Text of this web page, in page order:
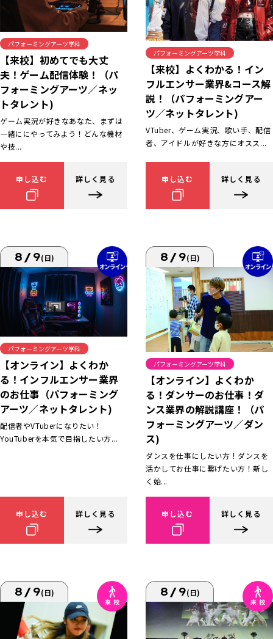
パフォーミングアーツ学科
【来校】初めてでも大丈
夫！ゲーム配信体験！（パ
フォーミングアーツ／ネッ
トタレント)
ゲーム実況が好きなあなた、まずは
一緒ににやってみよう！どんな機材
や技...
申し込む 詳しく見る
パフォーミングアーツ学科
【来校】よくわかる！イン
フルエンサー業界&コース解
説！（パフォーミングアー
ツ／ネットタレント)
VTuber、ゲーム実況、歌い手、配信
者、アイドルが好きな方にオスス...
申し込む 詳しく見る
8/9(日)
パフォーミングアーツ学科
【オンライン】よくわか
る！インフルエンサー業界
のお仕事（パフォーミング
アーツ／ネットタレント)
配信者やVTuberになりたい！
YouTuberを本気で目指したい方...
申し込む 詳しく見る
8/9(日)
パフォーミングアーツ学科
【オンライン】よくわか
る！ダンサーのお仕事！ダ
ンス業界の解説講座！（パ
フォーミングアーツ／ダン
ス)
ダンスを仕事にしたい方！ダンスを
活かしてお仕事に繋げたい方！新し
く始...
申し込む 詳しく見る
8/9(日) 8/9(日)